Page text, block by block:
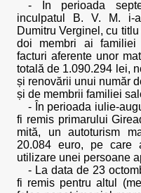
- În perioada
inculpatul B. V. M. i-
Dumitru Verginel, cu
doi membri ai familiei
facturi aferente unor
totală de 1.090.294 lei,
și renovării unui număr
și de membrii familiei
- În perioada iulie-
fi remis primarului
mită, un autoturism
20.084 euro, pe care
utilizare unei persoane
- La data de 23
fi remis pentru altul